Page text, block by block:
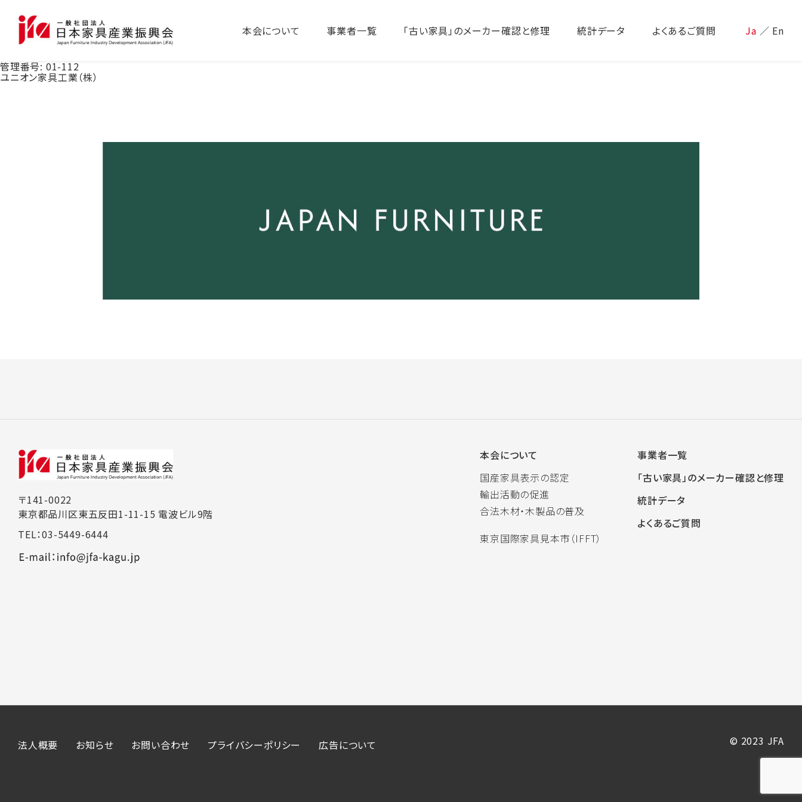
本会について 事業者一覧 「古い家具」のメーカー確認と修理 統計データ よくあるご質問 Ja ／ En
管理番号: 01-112
ユニオン家具工業（株）
〒141-0022
東京都品川区東五反田1-11-15 電波ビル9階
TEL：03-5449-6444
本会について
国産家具表示の認定
輸出活動の促進
合法木材・木製品の普及
東京国際家具見本市（IFFT）
事業者一覧
「古い家具」のメーカー確認と修理
統計データ
よくあるご質問
法人概要 お知らせ お問い合わせ プライバシーポリシー 広告について © 2023 JFA